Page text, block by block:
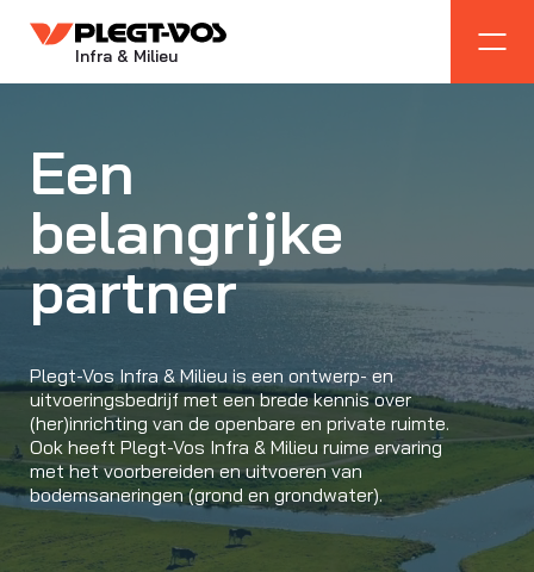
Infra & Milieu
Een
belangrijke
partner
Plegt-Vos Infra & Milieu is een ontwerp- en
uitvoeringsbedrijf met een brede kennis over
(her)inrichting van de openbare en private ruimte.
Ook heeft Plegt-Vos Infra & Milieu ruime ervaring
met het voorbereiden en uitvoeren van
bodemsaneringen (grond en grondwater).